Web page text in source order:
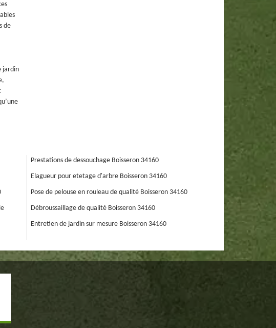
de
jardin
Prestations de dessouchage Boisseron 34160
Elagueur pour etetage d'arbre Boisseron 34160
Pose de pelouse en rouleau de qualité Boisseron 34160
Débroussaillage de qualité Boisseron 34160
Entretien de jardin sur mesure Boisseron 34160